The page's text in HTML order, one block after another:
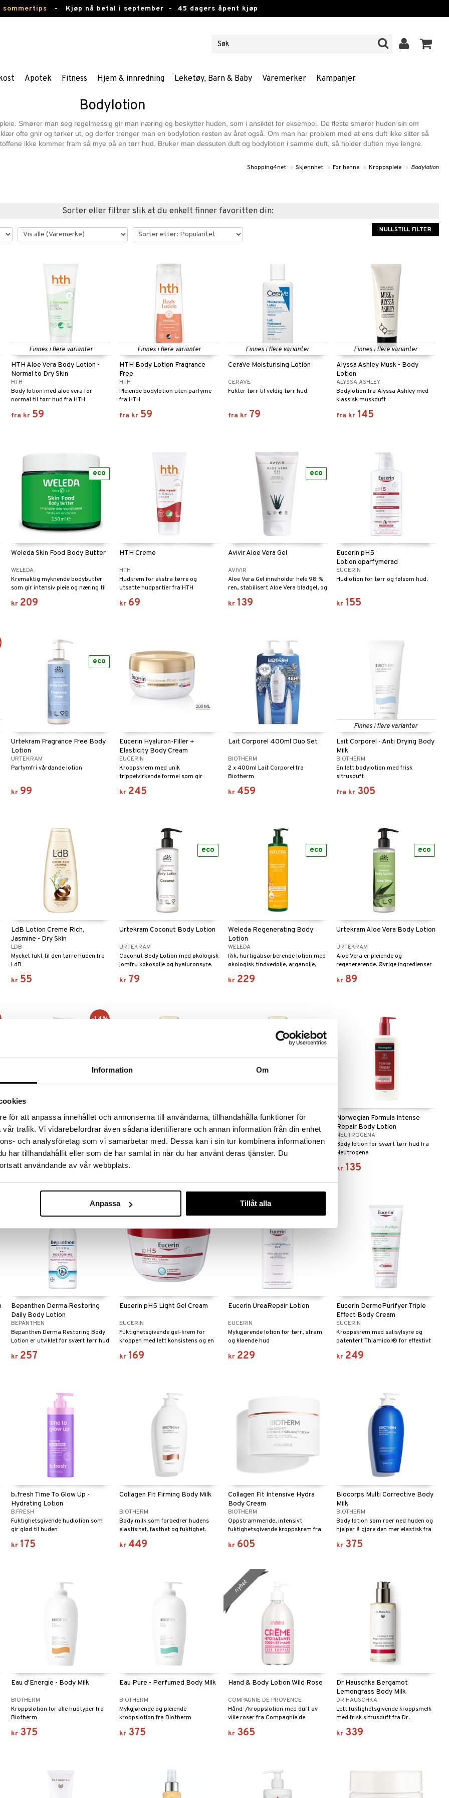
Information Om
för att anpassa innehållet och annonserna till användarna, tillhandahålla funktioner för
trafik. Vi vidarebefordrar även sådana identifierare och annan information från din enhet
och analysföretag som vi samarbetar med. Dessa kan i sin tur kombinera informationen
har tillhandahållit eller som de har samlat in när du har använt deras tjänster. Du
användande av vår webbplats.
Anpassa Tillåt alla
- Kjøp nå betal i september - 45 dagers åpent kjøp
Apotek Fitness Hjem & innredning Leketøy, Barn & Baby Varemerker Kampanjer
Bodylotion
Smører man seg regelmessig gir man næring og beskytter huden, som i ansiktet for eksempel. De fleste smører huden sin om
ofte gnir og tørker ut, og derfor trenger man en bodylotion resten av året også. Om man har problem med at ens duft ikke sitter så
ikke kommer fram så mye på en tørr hud. Bruker man dessuten duft og bodylotion i samme duft, så holder duften mye lengre.
Shopping4net » Skjønnhet » For henne » Kroppspleie » Bodylotion
Sorter eller filtrer slik at du enkelt finner favoritten din:
NULLSTILL FILTER
Finnes i flere varianter
HTH Aloe Vera Body Lotion -
Normal to Dry Skin
HTH
Body lotion med aloe vera for
normal til tørr hud fra HTH
fra kr 59
Finnes i flere varianter
HTH Body Lotion Fragrance
Free
HTH
Pleiende bodylotion uten parfyme
fra HTH
fra kr 59
Finnes i flere varianter
CeraVe Moisturising Lotion
CERAVE
Fukter tørr til veldig tørr hud.
fra kr 79
Finnes i flere varianter
Alyssa Ashley Musk - Body
Lotion
ALYSSA ASHLEY
Bodylotion fra Alyssa Ashley med
klassisk muskduft
fra kr 145
Weleda Skin Food Body Butter
WELEDA
Kremaktig myknende bodybutter
som gir intensiv pleie og næring til
svært tørr hud samt beskytter mot
uttørking.
kr 209
eco
HTH Creme
HTH
Hudkrem for ekstra tørre og
utsatte hudpartier fra HTH
kr 69
Avivir Aloe Vera Gel
AVIVIR
Aloe Vera Gel inneholder hele 98 %
ren, stabilisert Aloe Vera bladgel, og
brukes for behandling av solsvie,
mindre og ukompliserte sår på hud
sprukne hender og føtter, småsår
etter f.eks. barbering. Aloe Vera Gel
er en myk og behagelig gel som ikke
svir. Aloe Vera Gel inneholder kun
gelé fra økologisk dyrkede planter.
Uparfymert, fri for fargestoffer og
parabener.
kr 139
eco
Eucerin pH5
Lotion oparfymerad
EUCERIN
Hudlotion for tørr og følsom hud.
kr 155
Urtekram Fragrance Free Body
Lotion
URTEKRAM
Parfymfri vårdande lotion
kr 99
eco
Eucerin Hyaluron-Filler +
Elasticity Body Cream
EUCERIN
Kroppskrem med unik
trippelvirkende formel som gir
elastisitet til moden hud.
kr 245
Lait Corporel 400ml Duo Set
BIOTHERM
2 x 400ml Lait Corporel fra
Biotherm
kr 459
Finnes i flere varianter
Lait Corporel - Anti Drying Body
Milk
BIOTHERM
En lett bodylotion med frisk
sitrusduft
fra kr 305
LdB Lotion Creme Rich,
Jasmine - Dry Skin
LDB
Mycket fukt til den tørre huden fra
LdB
kr 55
Urtekram Coconut Body Lotion
URTEKRAM
Coconut Body Lotion med økologisk
jomfru kokosolje og hyaluronsyre.
kr 79
eco
Weleda Regenerating Body
Lotion
WELEDA
Rik, hurtigabsorberende lotion med
økologisk tindvedolje, arganolje,
kakaosmør og vitamin C.
kr 229
eco
Urtekram Aloe Vera Body Lotion
URTEKRAM
Aloe Vera er pleiende og
regenererende. Øvrige ingredienser
er genuine og enkle og forhøyer
hverandres virkning.
kr 89
eco
Embryolisse Lait Crème Fluid+
Allsidig lotion med
fuktighetsgivende og pleiende
egenskaper
fra kr 125 (ord.kr145)
-14%
LdB Citrus Essence Body
Lotion - Normal Skin
Body lotion for normal hud med
frisk duft av grapefrukt og appelsin
fra Ldb
kr 55
LdB Lotion Vitalizing Sweet Pea
- Normal Skin
HudLotion med silke for en silkemyk
hud fra LdB
Norwegian Formula Intense
Repair Body Lotion
NEUTROGENA
Body lotion for svært tørr hud fra
Neutrogena
kr 135
Bepanthen Derma Restoring
Daily Body Lotion
BEPANTHEN
Bepanthen Derma Restoring Body
Lotion er utviklet for svært tørr hud
og gir umiddelbar lindring.
kr 257
Eucerin pH5 Light Gel Cream
EUCERIN
Fuktighetsgivende gel-krem for
kroppen med lett konsistens og en
raskt absorberende, ikke-klebrig
tekstur som smelter inn i huden
kr 169
Eucerin UreaRepair Lotion
EUCERIN
Mykgjørende lotion for tørr, stram
og kløende hud
kr 229
Eucerin DermoPurifyer Triple
Effect Body Cream
EUCERIN
Kroppskrem med salisylsyre og
patentert Thiamidol® for effektivt
å redusere vedvarende urenheter og
merker etter akne på kroppen.
kr 249
b.fresh Time To Glow Up -
Hydrating Lotion
B.FRESH
Fuktighetsgivende hudlotion som
gir glød til huden
kr 175
Collagen Fit Firming Body Milk
BIOTHERM
Body milk som forbedrer hudens
elastisitet, fasthet og fuktighet.
kr 449
Collagen Fit Intensive Hydra
Body Cream
BIOTHERM
Oppstrammende, intensivt
fuktighetsgivende kroppskrem fra
Biotherm
kr 605
Biocorps Multi Corrective Body
Milk
BIOTHERM
Body lotion som roer ned huden og
hjelper å gjøre den mer elastisk fra
Biotherm
kr 375
Eau d'Energie - Body Milk
BIOTHERM
Kroppslotion for alle hudtyper fra
Biotherm
kr 375
Eau Pure - Perfumed Body Milk
BIOTHERM
Mykgjørende og pleiende
kroppslotion fra Biotherm
kr 375
Hand & Body Lotion Wild Rose
COMPAGNIE DE PROVENCE
Hånd-/kroppslotion med duft av
ville roser fra Compagnie de
Provence
kr 365
nyhet
Dr Hauschka Bergamot
Lemongrass Body Milk
DR HAUSCHKA
Lett fuktighetsgivende kroppsmelk
med frisk sitrusduft fra Dr.
Hauschka
kr 339